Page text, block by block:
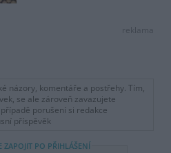
reklama
názory, komentáře a postřehy. Tím,
se ale zároveň zavazujete
případě porušení si redakce
příspěvěk
ZAPOJIT PO PŘIHLÁŠENÍ